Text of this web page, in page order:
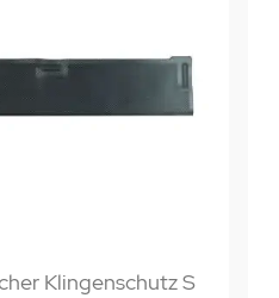
Klingenschutz S